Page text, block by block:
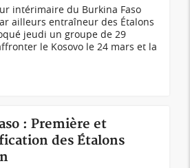
intérimaire du Burkina Faso
ailleurs entraîneur des Étalons
jeudi un groupe de 29
le Kosovo le 24 mars et la
: Première et
des Étalons